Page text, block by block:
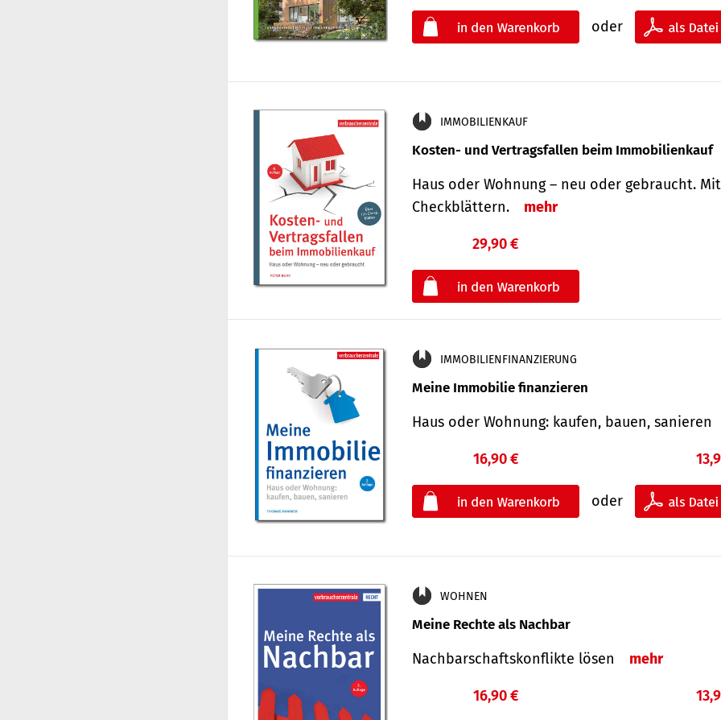
oder
IMMOBILIENKAUF
Kosten- und Vertragsfallen beim Immobilienkauf
Haus oder Wohnung – neu oder gebraucht.
Check­blättern.
mehr
29,90 €
IMMOBILIENFINANZIERUNG
Meine Immobilie finanzieren
Haus oder Wohnung: kaufen, bauen, sanieren
16,90 €
oder
WOHNEN
Meine Rechte als Nachbar
Nach­bar­schafts­konflikte lösen mehr
16,90 €